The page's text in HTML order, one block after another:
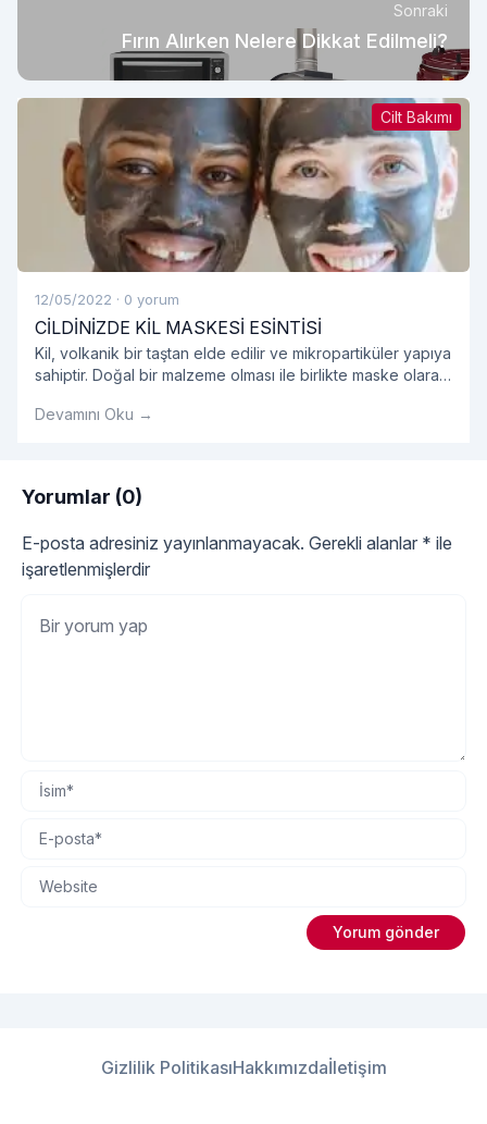
Sonraki
Fırın Alırken Nelere Dikkat Edilmeli?
Cilt Bakımı
12/05/2022 · 0 yorum
CİLDİNİZDE KİL MASKESİ ESİNTİSİ
Kil, volkanik bir taştan elde edilir ve mikropartiküler yapıya
sahiptir. Doğal bir malzeme olması ile birlikte maske olarak
Devamını Oku →
Yorumlar (0)
E-posta adresiniz yayınlanmayacak. Gerekli alanlar * ile
işaretlenmişlerdir
Gizlilik PolitikasıHakkımızdaİletişim